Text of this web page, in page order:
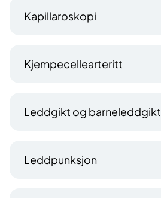
Kapillaroskopi
Kjempecellearteritt
Leddgikt og barneleddgikt
Leddpunksjon